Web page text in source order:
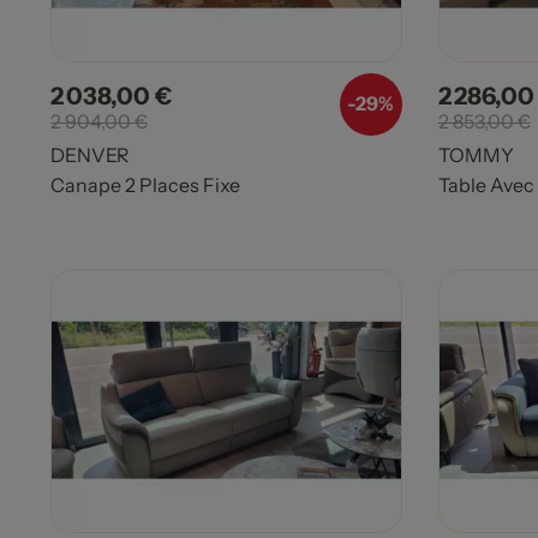
-29%
Prix
2 038,00 €Prix de base
2 904,00 €
DENVER
Canape 2 Places Fixe
Prix
2
2 853,00 €
TOMMY
Table